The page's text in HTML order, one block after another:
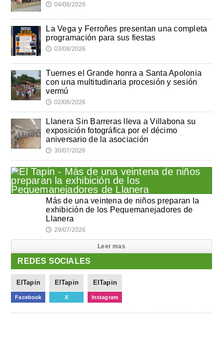
🕔 04/08/2026
La Vega y Ferroñes presentan una completa
programación para sus fiestas
🕔 03/08/2026
Tuernes el Grande honra a Santa Apolonia
con una multitudinaria procesión y sesión
vermú
🕔 02/08/2026
Llanera Sin Barreras lleva a Villabona su
exposición fotográfica por el décimo
aniversario de la asociación
🕔 30/07/2026
Más de una veintena de niños preparan la
exhibición de los Pequemanejadores de
Llanera
🕔 29/07/2026
Leer mas
REDES SOCIALES
ElTapin
Facebook
ElTapin
X
ElTapin
Instagram